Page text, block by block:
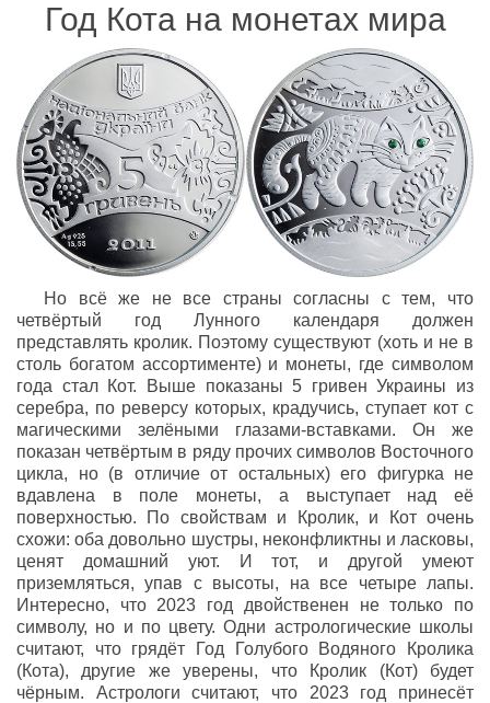
Год Кота на монетах мира
Но всё же не все страны согласны с тем, что
четвёртый год Лунного календаря должен
представлять кролик. Поэтому существуют (хоть и не в
столь богатом ассортименте) и монеты, где символом
года стал Кот. Выше показаны 5 гривен Украины из
серебра, по реверсу которых, крадучись, ступает кот с
магическими зелёными глазами-вставками. Он же
показан четвёртым в ряду прочих символов Восточного
цикла, но (в отличие от остальных) его фигурка не
вдавлена в поле монеты, а выступает над её
поверхностью. По свойствам и Кролик, и Кот очень
схожи: оба довольно шустры, неконфликтны и ласковы,
ценят домашний уют. И тот, и другой умеют
приземляться, упав с высоты, на все четыре лапы.
Интересно, что 2023 год двойственен не только по
символу, но и по цвету. Одни астрологические школы
считают, что грядёт Год Голубого Водяного Кролика
(Кота), другие же уверены, что Кролик (Кот) будет
чёрным. Астрологи считают, что 2023 год принесёт